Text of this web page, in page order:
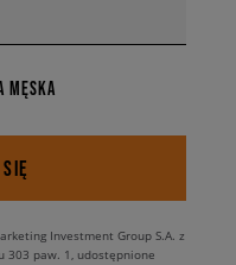
MĘSKA
Investment Group S.A. z
303 paw. 1, udostępnione